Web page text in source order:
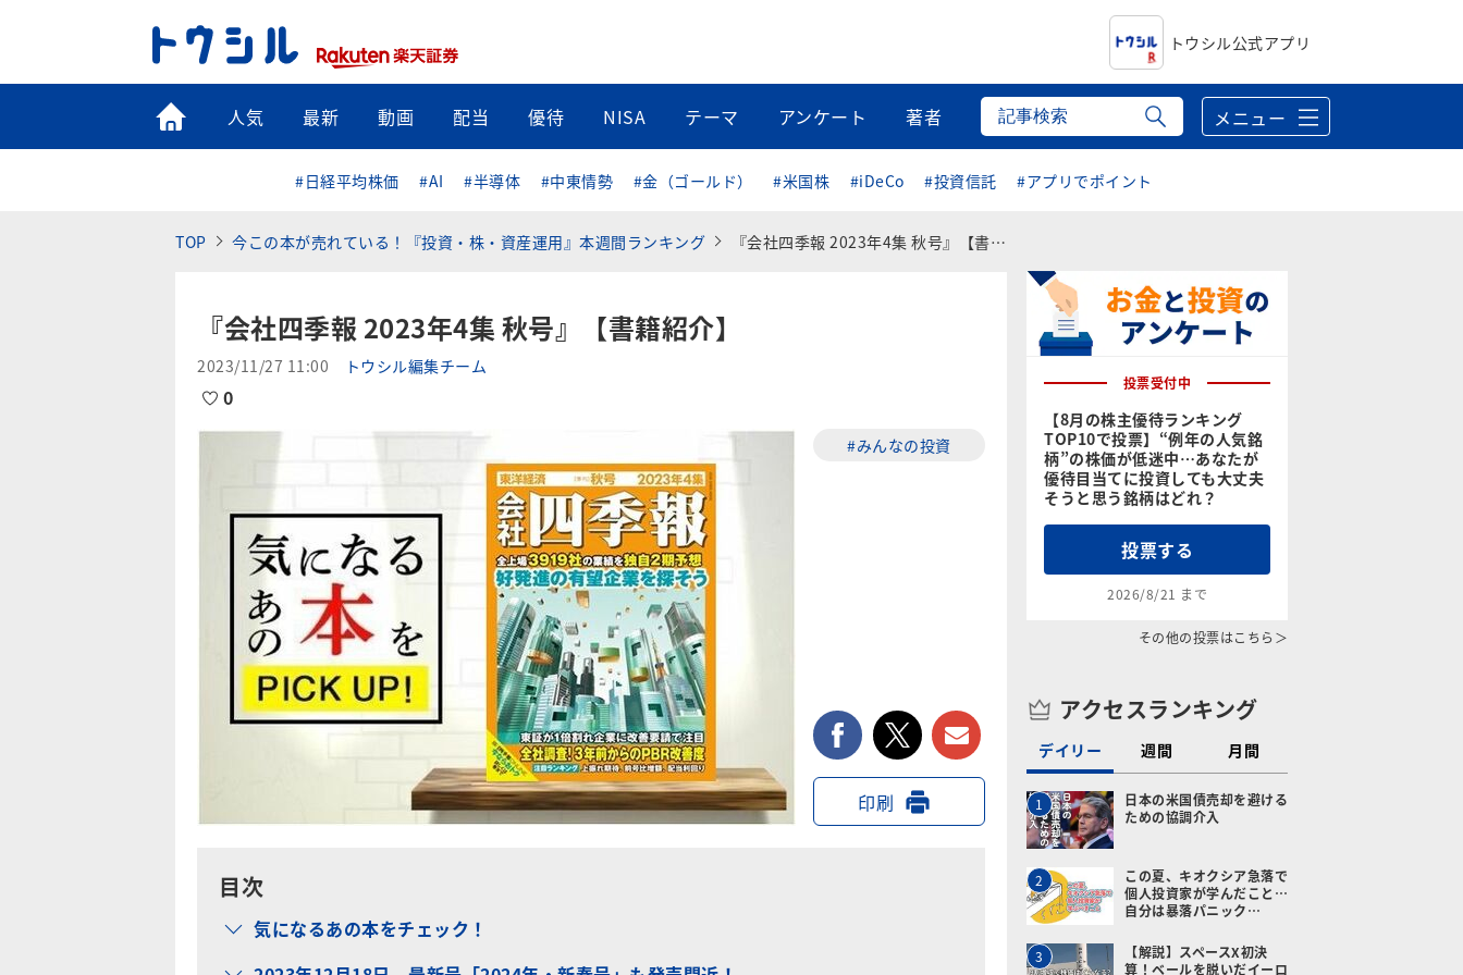
トウシル公式アプリ
トップ
人気 最新 動画 配当 優待 NISA テーマ アンケート 著者 メニュー
#日経平均株価 #AI #半導体 #中東情勢 #金（ゴールド） #米国株 #iDeCo #投資信託 #アプリでポイント
TOP 今この本が売れている！『投資・株・資産運用』本週間ランキング 『会社四季報 2023年4集 秋号』【書籍紹介】
『会社四季報 2023年4集 秋号』【書籍紹介】
2023/11/27 11:00 トウシル編集チーム
0
#みんなの投資
facebooktwitter メールで送る
印刷
目次
気になるあの本をチェック！
投票受付中
【8月の株主優待ランキング
TOP10で投票】“例年の人気銘
柄”の株価が低迷中…あなたが
優待目当てに投資しても大丈夫
そうと思う銘柄はどれ？
投票する
2026/8/21 まで
その他の投票はこちら＞
アクセスランキング
デイリー 週間 月間
1
日本の米国債売却を避ける
ための協調介入
2
この夏、キオクシア急落で
個人投資家が学んだこと…
自分は暴落パニック…
3
【解説】スペースX初決
算！ベールを脱いだイーロ